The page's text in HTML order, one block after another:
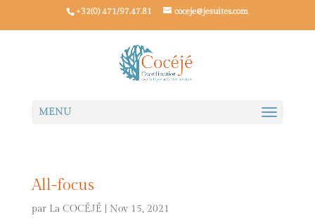
+32(0) 471/97.47.81 coceje@jesuites.com
All-focus
par La COCÉJÉ Nov 15, 2021